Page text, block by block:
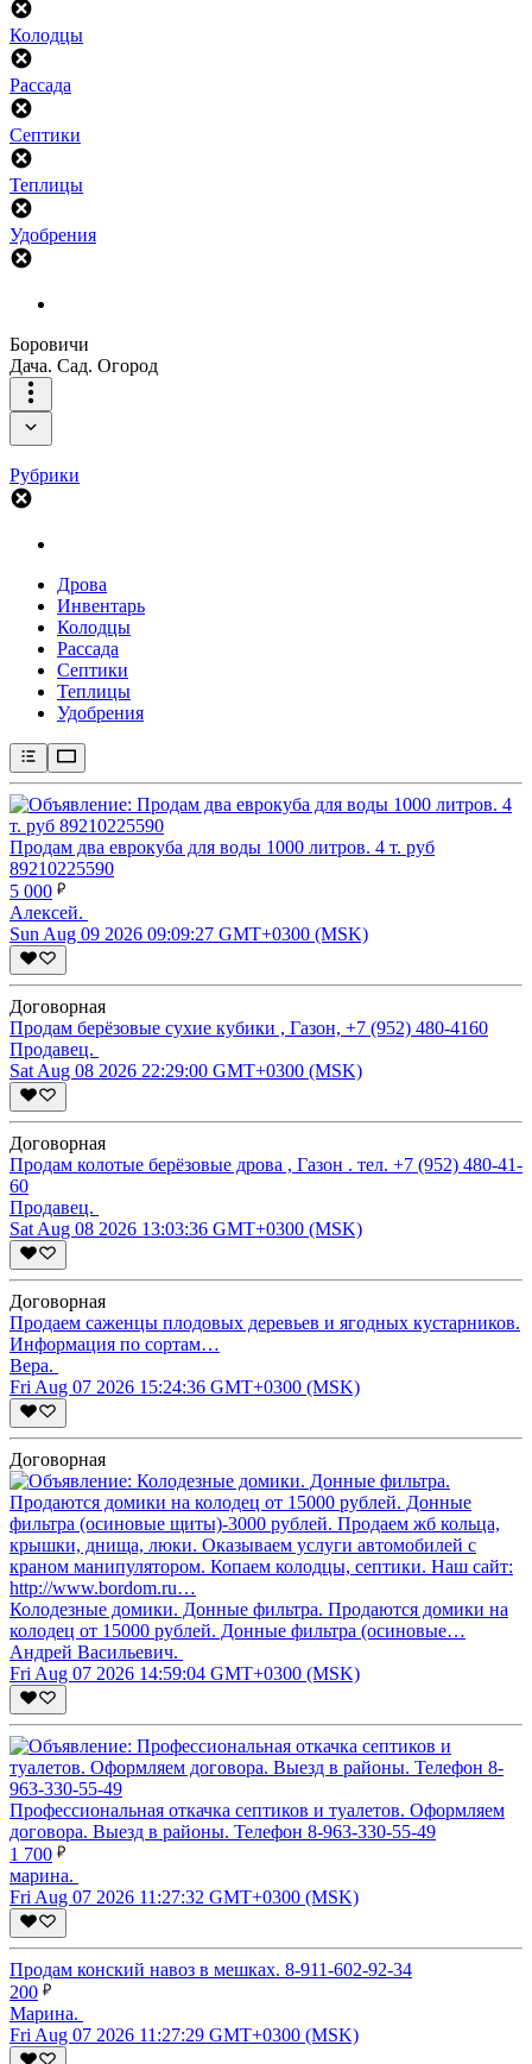
Колодцы
Рассада
Септики
Теплицы
Удобрения
Боровичи
Дача. Сад. Огород
Рубрики
Дрова
Инвентарь
Колодцы
Рассада
Септики
Теплицы
Удобрения
Продам два еврокуба для воды 1000 литров. 4 т. руб
89210225590
5 000
Алексей.
Sun Aug 09 2026 09:09:27 GMT+0300 (MSK)
Договорная
Продам берёзовые сухие кубики , Газон, +7 (952) 480-4160
Продавец.
Sat Aug 08 2026 22:29:00 GMT+0300 (MSK)
Договорная
Продам колотые берёзовые дрова , Газон . тел. +7 (952) 480-41-
60
Продавец.
Sat Aug 08 2026 13:03:36 GMT+0300 (MSK)
Договорная
Продаем саженцы плодовых деревьев и ягодных кустарников.
Информация по сортам…
Вера.
Fri Aug 07 2026 15:24:36 GMT+0300 (MSK)
Договорная
Колодезные домики. Донные фильтра. Продаются домики на
колодец от 15000 рублей. Донные фильтра (осиновые…
Андрей Васильевич.
Fri Aug 07 2026 14:59:04 GMT+0300 (MSK)
Профессиональная откачка септиков и туалетов. Оформляем
договора. Выезд в районы. Телефон 8-963-330-55-49
1 700
марина.
Fri Aug 07 2026 11:27:32 GMT+0300 (MSK)
Продам конский навоз в мешках. 8-911-602-92-34
200
Марина.
Fri Aug 07 2026 11:27:29 GMT+0300 (MSK)